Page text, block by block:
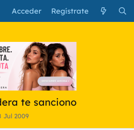
Acceder Regístrate
te sanciono
Jul 2009